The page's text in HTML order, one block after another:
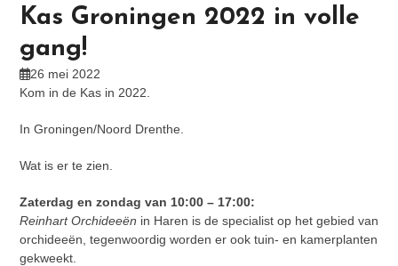
Kas Groningen 2022 in volle
gang!
26 mei 2022
Kom in de Kas in 2022.
In Groningen/Noord Drenthe.
Wat is er te zien.
Zaterdag en zondag van 10:00 – 17:00:
Reinhart Orchideeën in Haren is de specialist op het gebied van
orchideeën, tegenwoordig worden er ook tuin- en kamerplanten
gekweekt.